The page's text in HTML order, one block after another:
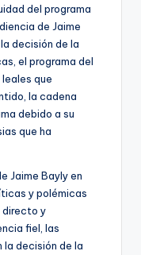
del programa
de Jaime
decisión de la
el programa del
que
la cadena
debido a su
que ha
Jaime Bayly en
y polémicas
directo y
fiel, las
la decisión de la